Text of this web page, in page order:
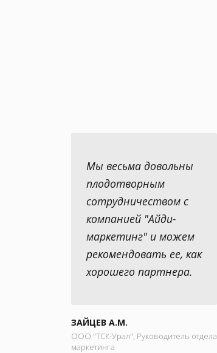
Мы весьма довольны
плодотворным
сотрудничеством с
компанией "Айди-
маркетинг" и можем
рекомендовать ее, как
хорошего партнера.
ЗАЙЦЕВ А.М.
ООО "ТСК-Урал", Руководитель отдела
маркетинга